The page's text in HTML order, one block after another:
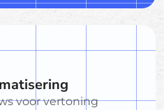
voor vertoning